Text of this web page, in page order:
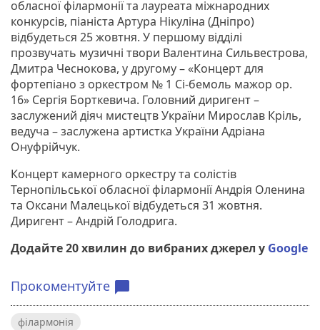
обласної філармонії та лауреата міжнародних
конкурсів, піаніста Артура Нікуліна (Дніпро)
відбудеться 25 жовтня. У першому відділі
прозвучать музичні твори Валентина Сильвестрова,
Дмитра Чеснокова, у другому – «Концерт для
фортепіано з оркестром № 1 Сі-бемоль мажор ор.
16» Сергія Борткевича. Головний диригент –
заслужений діяч мистецтв України Мирослав Кріль,
ведуча – заслужена артистка України Адріана
Онуфрійчук.
Концерт камерного оркестру та солістів
Тернопільської обласної філармонії Андрія Оленина
та Оксани Малецької відбудеться 31 жовтня.
Диригент – Андрій Голодрига.
Додайте 20 хвилин до вибраних джерел у Google
Прокоментуйте chat_bubble
філармонія